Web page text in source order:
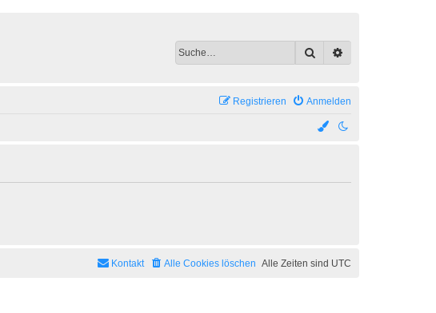
Suche
Anmelden
Registrieren
Alle Zeiten sind UTC
Alle Cookies löschen
Kontakt